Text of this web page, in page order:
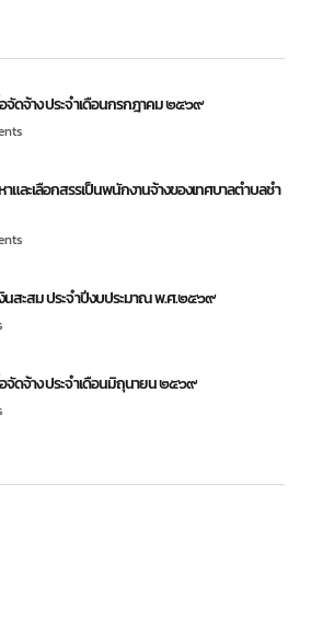
ดจ้าง ประจำเดือนกรกฎาคม ๒๕๖๙
และเลือกสรรเป็นพนักงานจ้างของเทศบาลตำบลชำ
งินสะสม ประจำปีงบประมาณ พ.ศ.๒๕๖๙
ดจ้าง ประจำเดือนมิถุนายน ๒๕๖๙